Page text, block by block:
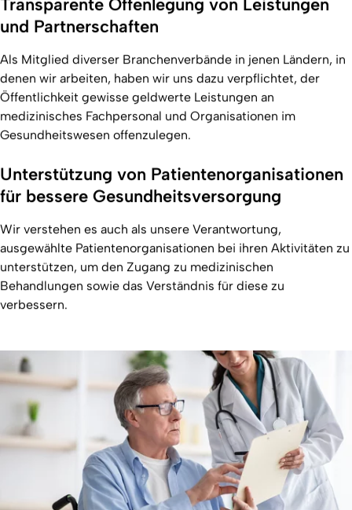
Transparente Offenlegung von Leistungen
und Partnerschaften
Als Mitglied diverser Branchenverbände in jenen Ländern, in
denen wir arbeiten, haben wir uns dazu verpflichtet, der
Öffentlichkeit gewisse geldwerte Leistungen an
medizinisches Fachpersonal und Organisationen im
Gesundheitswesen offenzulegen.
Unterstützung von Patientenorganisationen
für bessere Gesundheitsversorgung
Wir verstehen es auch als unsere Verantwortung,
ausgewählte Patientenorganisationen bei ihren Aktivitäten zu
unterstützen, um den Zugang zu medizinischen
Behandlungen sowie das Verständnis für diese zu
verbessern.